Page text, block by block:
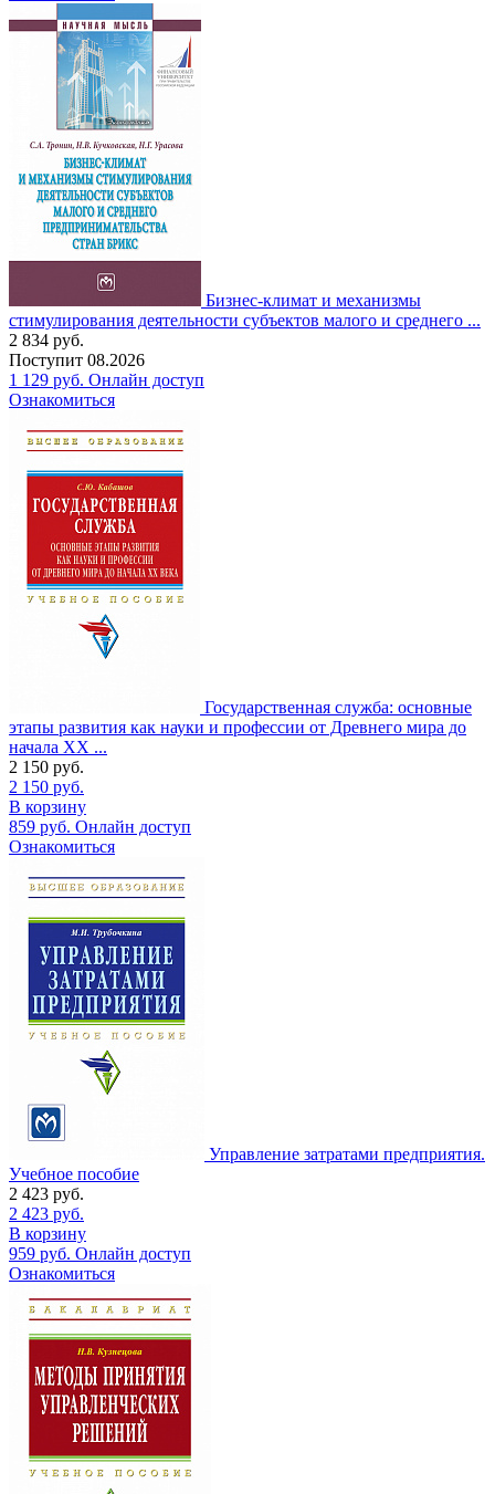
Бизнес-климат и механизмы
стимулирования деятельности субъектов малого и среднего ...
2 834 руб.
Поступит 08.2026
1 129 руб. Онлайн доступ
Ознакомиться
Государственная служба: основные
этапы развития как науки и профессии от Древнего мира до
начала XX ...
2 150 руб.
2 150 руб.
В корзину
859 руб. Онлайн доступ
Ознакомиться
Управление затратами предприятия.
Учебное пособие
2 423 руб.
2 423 руб.
В корзину
959 руб. Онлайн доступ
Ознакомиться